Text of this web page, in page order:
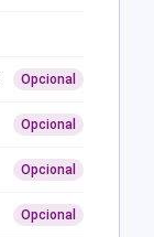
Opcional
Opcional
Opcional
Opcional